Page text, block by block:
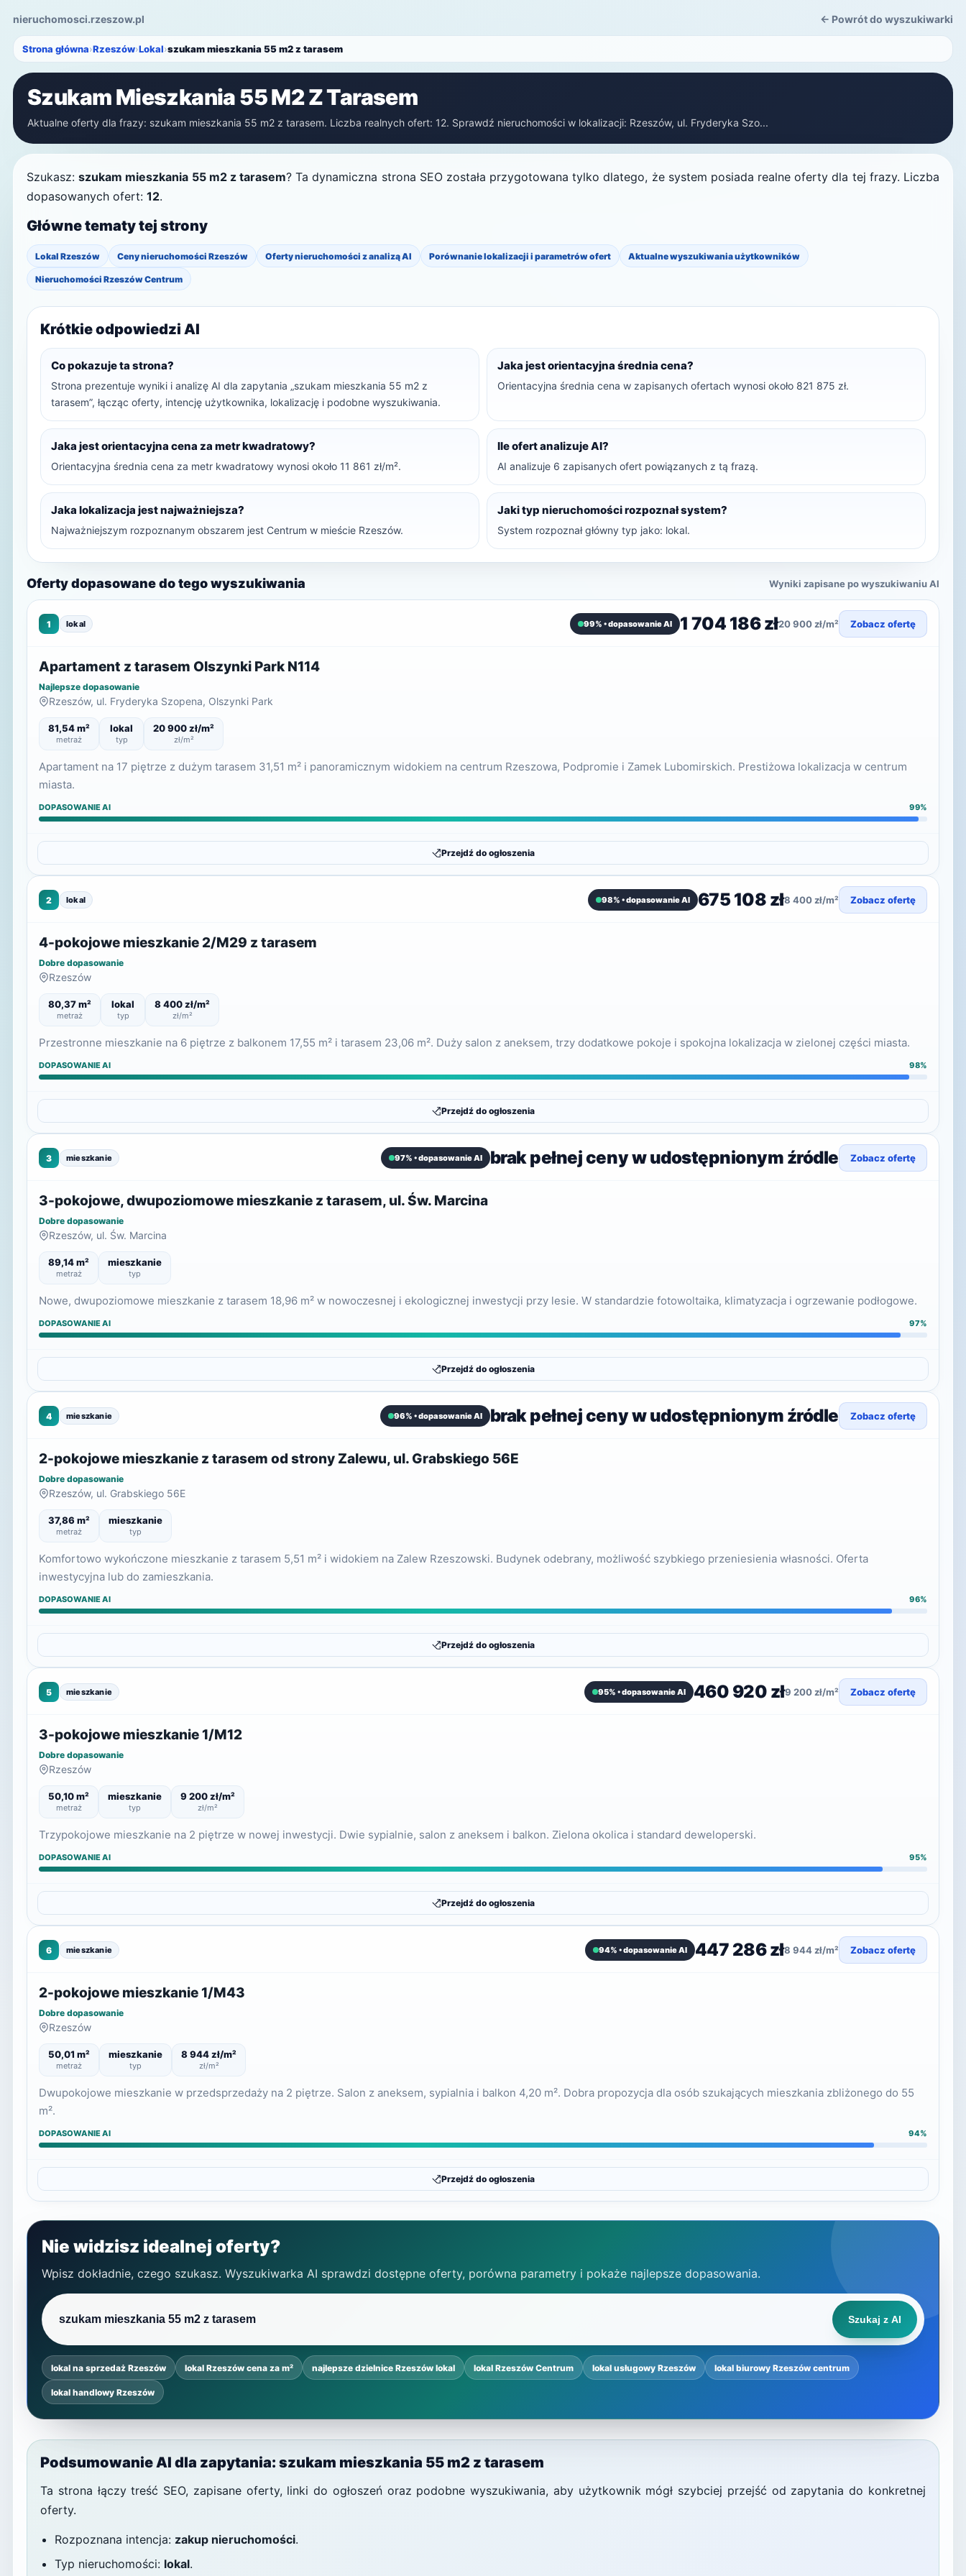
nieruchomosci.rzeszow.pl ← Powrót do wyszukiwarki
Strona główna›Rzeszów›Lokal›szukam mieszkania 55 m2 z tarasem
Szukam Mieszkania 55 M2 Z Tarasem
Aktualne oferty dla frazy: szukam mieszkania 55 m2 z tarasem. Liczba realnych ofert: 12. Sprawdź nieruchomości w lokalizacji: Rzeszów, ul. Fryderyka Szo...
Szukasz:szukam mieszkania 55 m2 z tarasem? Ta dynamiczna strona SEO została przygotowana tylko dlatego, że system posiada realne oferty dla tej frazy. Liczba
dopasowanych ofert: 12.
Główne tematy tej strony
Lokal Rzeszów Ceny nieruchomości Rzeszów Oferty nieruchomości z analizą AI Porównanie lokalizacji i parametrów ofert Aktualne wyszukiwania użytkowników
Nieruchomości Rzeszów Centrum
Krótkie odpowiedzi AI
Co pokazuje ta strona?
Strona prezentuje wyniki i analizę AI dla zapytania „szukam mieszkania 55 m2 z
tarasem”, łącząc oferty, intencję użytkownika, lokalizację i podobne wyszukiwania.
Jaka jest orientacyjna średnia cena?
Orientacyjna średnia cena w zapisanych ofertach wynosi około 821 875 zł.
Jaka jest orientacyjna cena za metr kwadratowy?
Orientacyjna średnia cena za metr kwadratowy wynosi około 11 861 zł/m².
Ile ofert analizuje AI?
AI analizuje 6 zapisanych ofert powiązanych z tą frazą.
Jaka lokalizacja jest najważniejsza?
Najważniejszym rozpoznanym obszarem jest Centrum w mieście Rzeszów.
Jaki typ nieruchomości rozpoznał system?
System rozpoznał główny typ jako: lokal.
Oferty dopasowane do tego wyszukiwania Wyniki zapisane po wyszukiwaniu AI
1 lokal 99% • dopasowanie AI 1 704 186 zł20 900 zł/m² Zobacz ofertę
Apartament z tarasem Olszynki Park N114
Najlepsze dopasowanie
Rzeszów, ul. Fryderyka Szopena, Olszynki Park
81,54 m²
metraż
lokal
typ
20 900 zł/m²
zł/m²
Apartament na 17 piętrze z dużym tarasem 31,51 m² i panoramicznym widokiem na centrum Rzeszowa, Podpromie i Zamek Lubomirskich. Prestiżowa lokalizacja w centrum
miasta.
DOPASOWANIE AI 99%
Przejdź do ogłoszenia
2 lokal 98% • dopasowanie AI 675 108 zł8 400 zł/m² Zobacz ofertę
4-pokojowe mieszkanie 2/M29 z tarasem
Dobre dopasowanie
Rzeszów
80,37 m²
metraż
lokal
typ
8 400 zł/m²
zł/m²
Przestronne mieszkanie na 6 piętrze z balkonem 17,55 m² i tarasem 23,06 m². Duży salon z aneksem, trzy dodatkowe pokoje i spokojna lokalizacja w zielonej części miasta.
DOPASOWANIE AI 98%
Przejdź do ogłoszenia
3 mieszkanie 97% • dopasowanie AI brak pełnej ceny w udostępnionym źródle Zobacz ofertę
3-pokojowe, dwupoziomowe mieszkanie z tarasem, ul. Św. Marcina
Dobre dopasowanie
Rzeszów, ul. Św. Marcina
89,14 m²
metraż
mieszkanie
typ
Nowe, dwupoziomowe mieszkanie z tarasem 18,96 m² w nowoczesnej i ekologicznej inwestycji przy lesie. W standardzie fotowoltaika, klimatyzacja i ogrzewanie podłogowe.
DOPASOWANIE AI 97%
Przejdź do ogłoszenia
4 mieszkanie 96% • dopasowanie AI brak pełnej ceny w udostępnionym źródle Zobacz ofertę
2-pokojowe mieszkanie z tarasem od strony Zalewu, ul. Grabskiego 56E
Dobre dopasowanie
Rzeszów, ul. Grabskiego 56E
37,86 m²
metraż
mieszkanie
typ
Komfortowo wykończone mieszkanie z tarasem 5,51 m² i widokiem na Zalew Rzeszowski. Budynek odebrany, możliwość szybkiego przeniesienia własności. Oferta
inwestycyjna lub do zamieszkania.
DOPASOWANIE AI 96%
Przejdź do ogłoszenia
5 mieszkanie 95% • dopasowanie AI 460 920 zł9 200 zł/m² Zobacz ofertę
3-pokojowe mieszkanie 1/M12
Dobre dopasowanie
Rzeszów
50,10 m²
metraż
mieszkanie
typ
9 200 zł/m²
zł/m²
Trzypokojowe mieszkanie na 2 piętrze w nowej inwestycji. Dwie sypialnie, salon z aneksem i balkon. Zielona okolica i standard deweloperski.
DOPASOWANIE AI 95%
Przejdź do ogłoszenia
6 mieszkanie 94% • dopasowanie AI 447 286 zł8 944 zł/m² Zobacz ofertę
2-pokojowe mieszkanie 1/M43
Dobre dopasowanie
Rzeszów
50,01 m²
metraż
mieszkanie
typ
8 944 zł/m²
zł/m²
Dwupokojowe mieszkanie w przedsprzedaży na 2 piętrze. Salon z aneksem, sypialnia i balkon 4,20 m². Dobra propozycja dla osób szukających mieszkania zbliżonego do 55
m².
DOPASOWANIE AI 94%
Przejdź do ogłoszenia
Nie widzisz idealnej oferty?
Wpisz dokładnie, czego szukasz. Wyszukiwarka AI sprawdzi dostępne oferty, porówna parametry i pokaże najlepsze dopasowania.
Szukaj z AI
lokal na sprzedaż Rzeszów lokal Rzeszów cena za m² najlepsze dzielnice Rzeszów lokal lokal Rzeszów Centrum lokal usługowy Rzeszów lokal biurowy Rzeszów centrum
lokal handlowy Rzeszów
Podsumowanie AI dla zapytania: szukam mieszkania 55 m2 z tarasem
Ta strona łączy treść SEO, zapisane oferty, linki do ogłoszeń oraz podobne wyszukiwania, aby użytkownik mógł szybciej przejść od zapytania do konkretnej
oferty.
Rozpoznana intencja: zakup nieruchomości.
Typ nieruchomości: lokal.